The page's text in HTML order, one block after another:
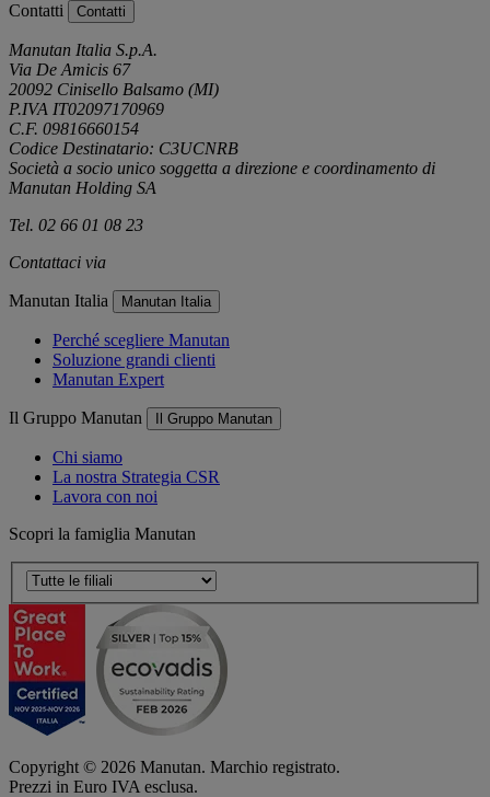
Contatti Contatti
Manutan Italia S.p.A.
Via De Amicis 67
20092 Cinisello Balsamo (MI)
P.IVA IT02097170969
C.F. 09816660154
Codice Destinatario: C3UCNRB
Società a socio unico soggetta a direzione e coordinamento di
Manutan Holding SA
Tel. 02 66 01 08 23
Contattaci via
Manutan Italia Manutan Italia
Perché scegliere Manutan
Soluzione grandi clienti
Manutan Expert
Il Gruppo Manutan Il Gruppo Manutan
Chi siamo
La nostra Strategia CSR
Lavora con noi
Scopri la famiglia Manutan
Copyright © 2026 Manutan. Marchio registrato.
Prezzi in Euro IVA esclusa.